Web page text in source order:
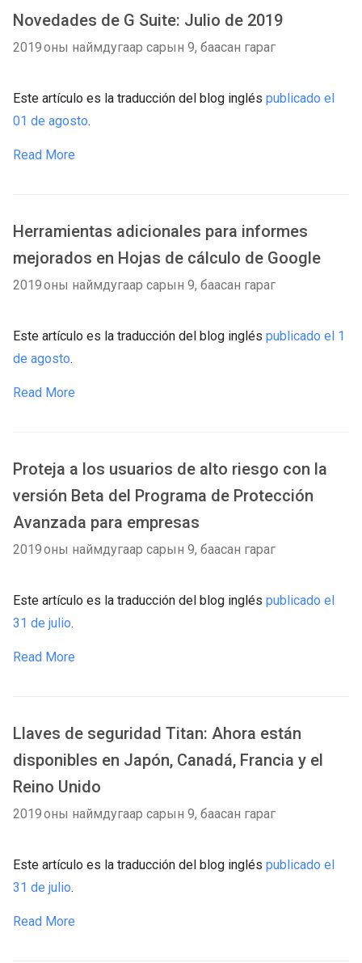
Novedades de G Suite: Julio de 2019
2019 оны наймдугаар сарын 9, баасан гараг
Este artículo es la traducción del blog inglés publicado el
01 de agosto.
Read More
Herramientas adicionales para informes
mejorados en Hojas de cálculo de Google
2019 оны наймдугаар сарын 9, баасан гараг
Este artículo es la traducción del blog inglés publicado el 1
de agosto.
Read More
Proteja a los usuarios de alto riesgo con la
versión Beta del Programa de Protección
Avanzada para empresas
2019 оны наймдугаар сарын 9, баасан гараг
Este artículo es la traducción del blog inglés publicado el
31 de julio.
Read More
Llaves de seguridad Titan: Ahora están
disponibles en Japón, Canadá, Francia y el
Reino Unido
2019 оны наймдугаар сарын 9, баасан гараг
Este artículo es la traducción del blog inglés publicado el
31 de julio.
Read More